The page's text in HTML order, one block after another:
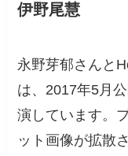
伊野尾慧
永野芽郁さんと
は、2017年5月
演しています。
ット画像が拡散